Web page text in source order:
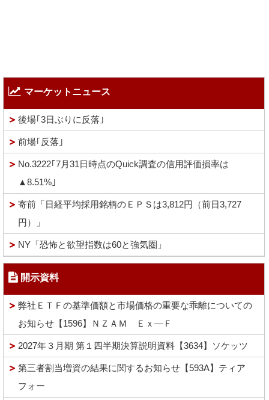
マーケットニュース
後場｢3日ぶりに反落｣
前場｢反落｣
No.3222｢7月31日時点のQuick調査の信用評価損率は
▲8.51%｣
寄前「日経平均採用銘柄のＥＰＳは3,812円（前日3,727
円）」
NY「恐怖と欲望指数は60と強気圏」
開示資料
弊社ＥＴＦの基準価額と市場価格の重要な乖離についての
お知らせ【1596】ＮＺＡＭ Ｅｘ―Ｆ
2027年３月期 第１四半期決算説明資料【3634】ソケッツ
第三者割当増資の結果に関するお知らせ【593A】ティア
フォー